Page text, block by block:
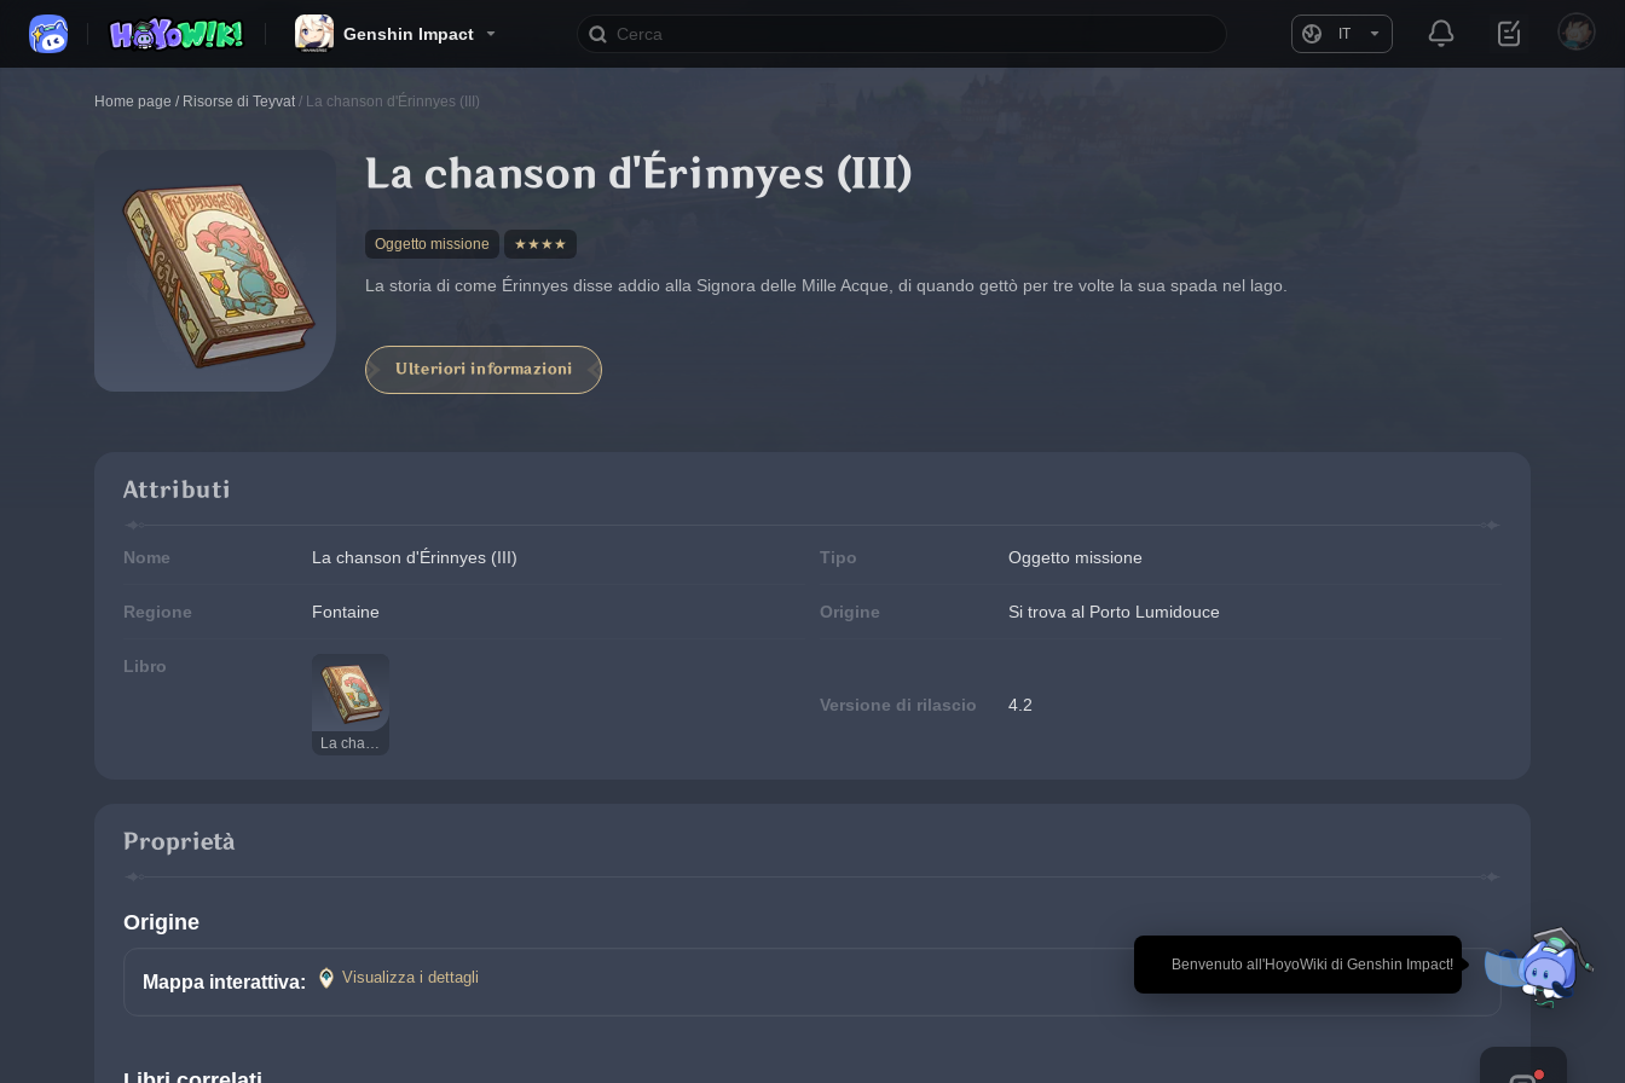
Genshin Impact IT
🎉 Benvenuto all'HoyoWiki di Genshin Impact!
Home page / Risorse di Teyvat / La chanson d'Érinnyes (III)
La chanson d'Érinnyes (III)
Oggetto missione ★★★★
La storia di come Érinnyes disse addio alla Signora delle Mille Acque, di quando gettò per tre volte la sua spada nel lago.
Ulteriori informazioni
Attributi
Nome La chanson d'Érinnyes (III) Tipo Oggetto missione
Regione Fontaine Origine Si trova al Porto Lumidouce
Libro
La chanson d'Érinnyes
Versione di rilascio 4.2
Proprietà
Origine
Mappa interattiva: Visualizza i dettagli